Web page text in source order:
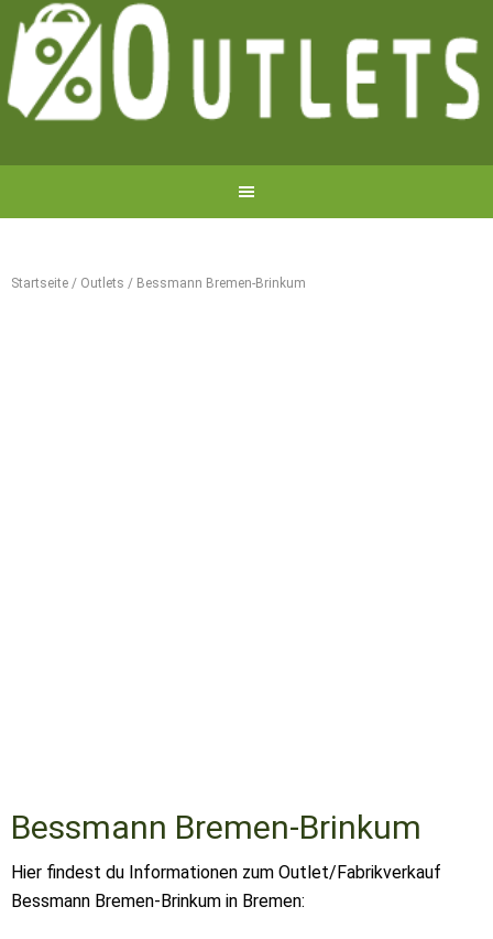
Startseite / Outlets / Bessmann Bremen-Brinkum
Bessmann Bremen-Brinkum
Hier findest du Informationen zum Outlet/Fabrikverkauf
Bessmann Bremen-Brinkum in Bremen: